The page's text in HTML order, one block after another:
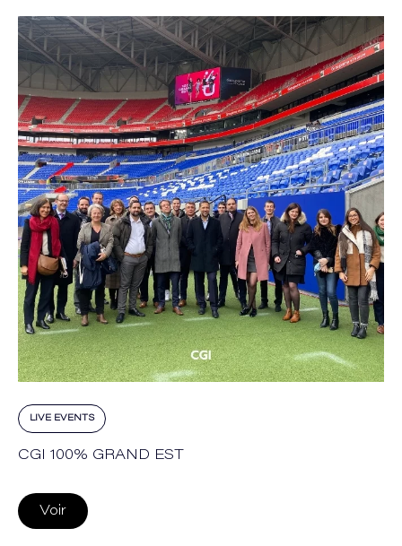
LIVE EVENTS
CGI 100% GRAND EST
Voir